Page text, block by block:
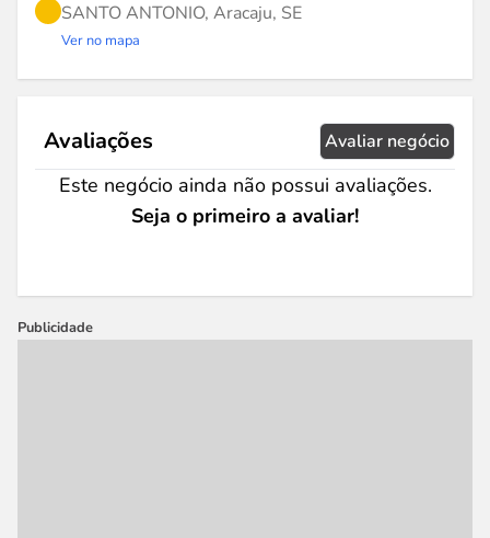
SANTO ANTONIO, Aracaju, SE
Ver no mapa
Avaliações Avaliar negócio
Este negócio ainda não possui avaliações.
Seja o primeiro a avaliar!
Publicidade